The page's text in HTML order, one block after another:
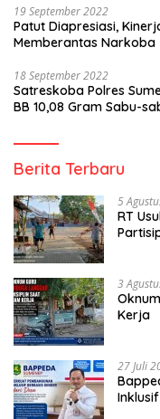
19 September 2022
Patut Diapresiasi,
Memberantas Narkoba
18 September 2022
Satreskoba Polres
BB 10,08 Gram Sabu-
Berita Terbaru
5
RT
3
Kerja
27 Juli